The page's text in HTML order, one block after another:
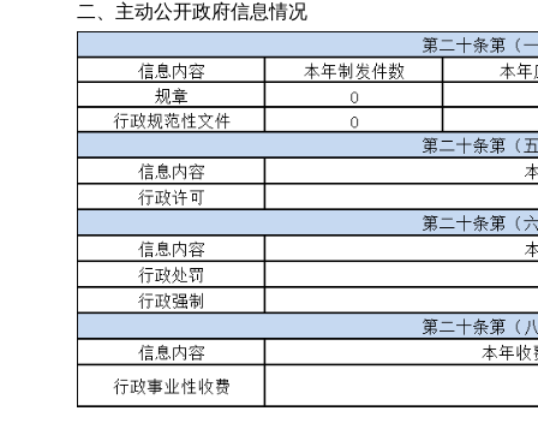
二、主动公开政府信息情况